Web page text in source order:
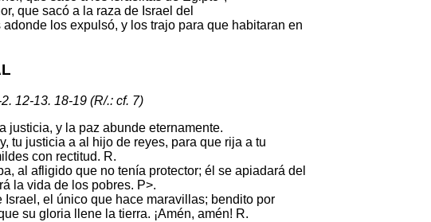
que sacó a la raza de Israel del
los expulsó, y los trajo para que habitaran en
12-13. 18-19 (R/.: cf. 7)
justicia, y la paz abunde eternamente.
tu justicia a al hijo de reyes, para que rija a tu
con rectitud. R.
al afligido que no tenía protector; él se apiadará del
la vida de los pobres. P>.
Israel, el único que hace maravillas; bendito por
su gloria llene la tierra. ¡Amén, amén! R.